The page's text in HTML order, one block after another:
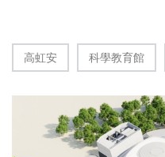
高虹安 科學教育館